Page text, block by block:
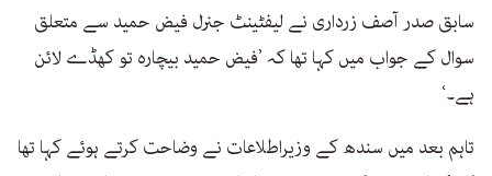
سابق صدر آصف زرداری نے لیفٹینٹ جنرل فیض حمید سے متعلق
سوال کے جواب میں کہا تھا کہ ’فیض حمید بیچارہ تو کھڈے لائن
ہے۔‘
تاہم بعد میں سندھ کے وزیراطلاعات نے وضاحت کرتے ہوئے کہا تھا